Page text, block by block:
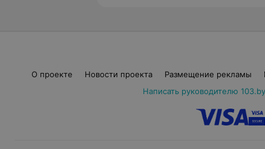
О проекте Новости проекта Размещение рекламы
Написать руководителю 103.by